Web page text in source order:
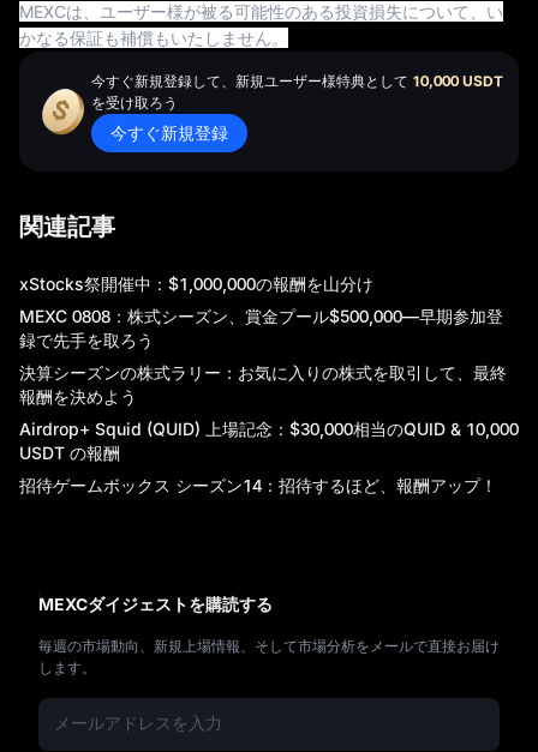
MEXCは、ユーザー様が被る可能性のある投資損失について、い
かなる保証も補償もいたしません。
今すぐ新規登録して、新規ユーザー様特典として 10,000 USDT
を受け取ろう
今すぐ新規登録
関連記事
xStocks祭開催中：$1,000,000の報酬を山分け
MEXC 0808：株式シーズン、賞金プール$500,000―早期参加登
録で先手を取ろう
決算シーズンの株式ラリー：お気に入りの株式を取引して、最終
報酬を決めよう
Airdrop+ Squid (QUID) 上場記念：$30,000相当のQUID & 10,000
USDT の報酬
招待ゲームボックス シーズン14：招待するほど、報酬アップ！
MEXCダイジェストを購読する
毎週の市場動向、新規上場情報、そして市場分析をメールで直接お届け
します。
X